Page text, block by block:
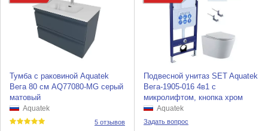
Тумба с раковиной Aquatek
Вега 80 см AQ77080-MG серый
матовый
Aquatek
5 отзывов
Подвесной унитаз SET Aquatek
Вега-1905-016 4в1 с
микролифтом, кнопка хром
Aquatek
Задать вопрос